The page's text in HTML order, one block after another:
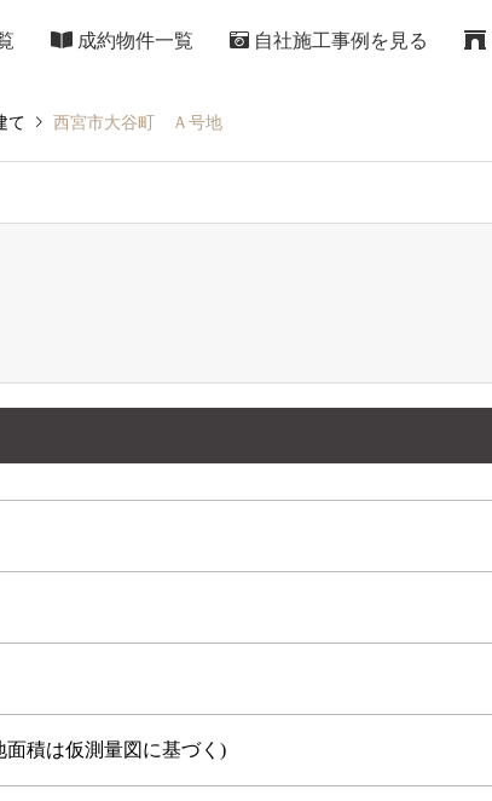
成約物件一覧 自社施工事例を見る
て 西宮市大谷町 Ａ号地
積は仮測量図に基づく)